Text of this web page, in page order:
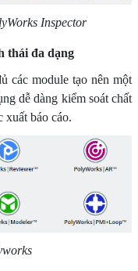
Inspector
thái đa dạng
các module tạo nên một
dễ dàng kiểm soát chất
xuất báo cáo.